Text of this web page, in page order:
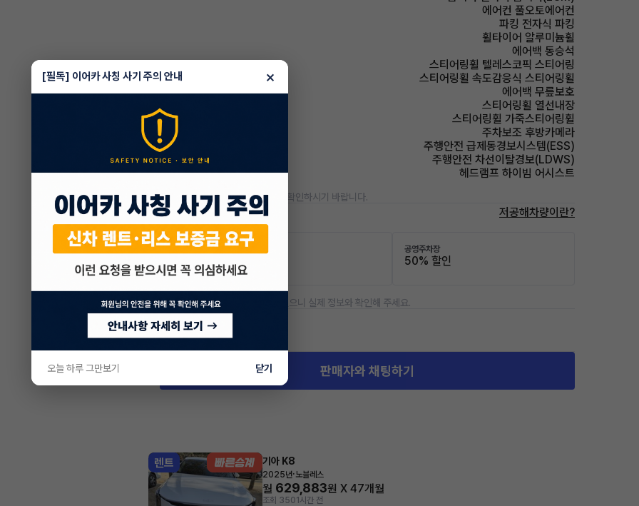
에어컨 풀오토에어컨
파킹 전자식 파킹
휠타이어 알루미늄휠
에어백 동승석
스티어링휠 텔레스코픽 스티어링
스티어링휠 속도감응식 스티어링휠
에어백 무릎보호
스티어링휠 열선내장
스티어링휠 가죽스티어링휠
주차보조 후방카메라
주행안전 급제동경보시스템(ESS)
주행안전 차선이탈경보(LDWS)
헤드램프 하이빔 어시스트
* 정확한 정보는 판매자와 반드시 확인하시기 바랍니다.
저공해차량 정보 저공해차량이란?
공항주차장
20% 할인
공영주차장
50% 할인
* 본 정보는 지자체마다 다를 수 있으니 실제 정보와 확인해 주세요.
차량 위치
판매자와 채팅하기
렌트 기아 K8
2025년·노블레스
월 629,883원 X 47개월
조회 3501시간 전
[필독] 이어카 사칭 사기 주의 안내 ×
오늘 하루 그만보기 닫기